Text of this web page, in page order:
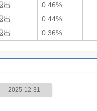
出
0.46%
出
0.44%
出 0.36%
2025-12-31